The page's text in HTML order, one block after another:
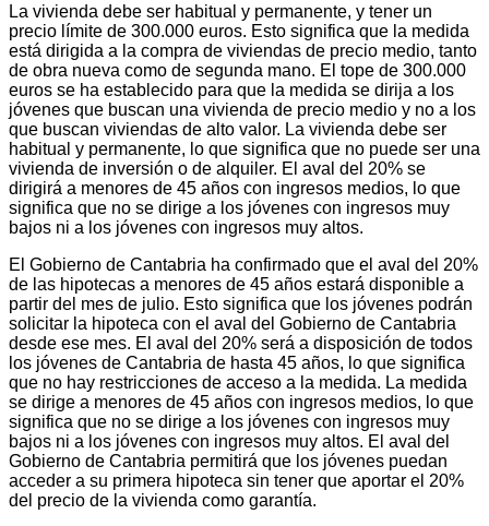
La vivienda debe ser habitual y permanente, y tener un
precio límite de 300.000 euros. Esto significa que la medida
está dirigida a la compra de viviendas de precio medio, tanto
de obra nueva como de segunda mano. El tope de 300.000
euros se ha establecido para que la medida se dirija a los
jóvenes que buscan una vivienda de precio medio y no a los
que buscan viviendas de alto valor. La vivienda debe ser
habitual y permanente, lo que significa que no puede ser una
vivienda de inversión o de alquiler. El aval del 20% se
dirigirá a menores de 45 años con ingresos medios, lo que
significa que no se dirige a los jóvenes con ingresos muy
bajos ni a los jóvenes con ingresos muy altos.
El Gobierno de Cantabria ha confirmado que el aval del 20%
de las hipotecas a menores de 45 años estará disponible a
partir del mes de julio. Esto significa que los jóvenes podrán
solicitar la hipoteca con el aval del Gobierno de Cantabria
desde ese mes. El aval del 20% será a disposición de todos
los jóvenes de Cantabria de hasta 45 años, lo que significa
que no hay restricciones de acceso a la medida. La medida
se dirige a menores de 45 años con ingresos medios, lo que
significa que no se dirige a los jóvenes con ingresos muy
bajos ni a los jóvenes con ingresos muy altos. El aval del
Gobierno de Cantabria permitirá que los jóvenes puedan
acceder a su primera hipoteca sin tener que aportar el 20%
del precio de la vivienda como garantía.